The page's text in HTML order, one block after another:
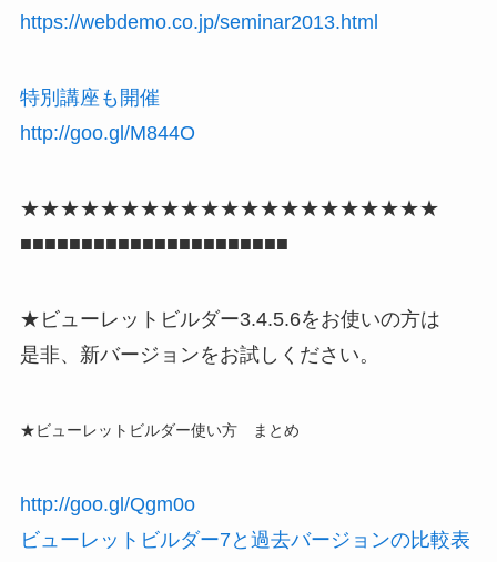
https://webdemo.co.jp/seminar2013.html
特別講座も開催
http://goo.gl/M844O
★★★★★★★★★★★★★★★★★★★★★
■■■■■■■■■■■■■■■■■■■■■■
★ビューレットビルダー3.4.5.6をお使いの方は
是非、新バージョンをお試しください。
★ビューレットビルダー使い方 まとめ
http://goo.gl/Qgm0o
ビューレットビルダー7と過去バージョンの比較表